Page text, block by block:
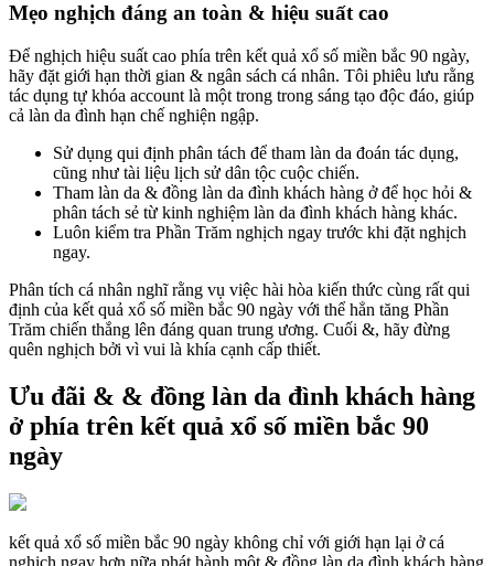
Mẹo nghịch đáng an toàn & hiệu suất cao
Để nghịch hiệu suất cao phía trên kết quả xổ số miền bắc 90 ngày,
hãy đặt giới hạn thời gian & ngân sách cá nhân. Tôi phiêu lưu rằng
tác dụng tự khóa account là một trong trong sáng tạo độc đáo, giúp
cả làn da đình hạn chế nghiện ngập.
Sử dụng qui định phân tách để tham làn da đoán tác dụng,
cũng như tài liệu lịch sử dân tộc cuộc chiến.
Tham làn da & đồng làn da đình khách hàng ở để học hỏi &
phân tách sẻ từ kinh nghiệm làn da đình khách hàng khác.
Luôn kiểm tra Phần Trăm nghịch ngay trước khi đặt nghịch
ngay.
Phân tích cá nhân nghĩ rằng vụ việc hài hòa kiến thức cùng rất qui
định của kết quả xổ số miền bắc 90 ngày với thể hẳn tăng Phần
Trăm chiến thắng lên đáng quan trung ương. Cuối &, hãy đừng
quên nghịch bởi vì vui là khía cạnh cấp thiết.
Ưu đãi & & đồng làn da đình khách hàng
ở phía trên kết quả xổ số miền bắc 90
ngày
kết quả xổ số miền bắc 90 ngày không chỉ với giới hạn lại ở cá
nghịch ngay hơn nữa phát hành một & đồng làn da đình khách hàng